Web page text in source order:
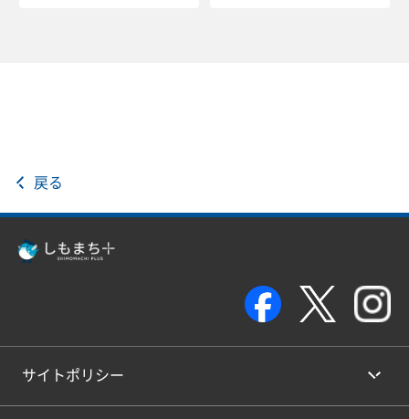
戻る
サイトポリシー